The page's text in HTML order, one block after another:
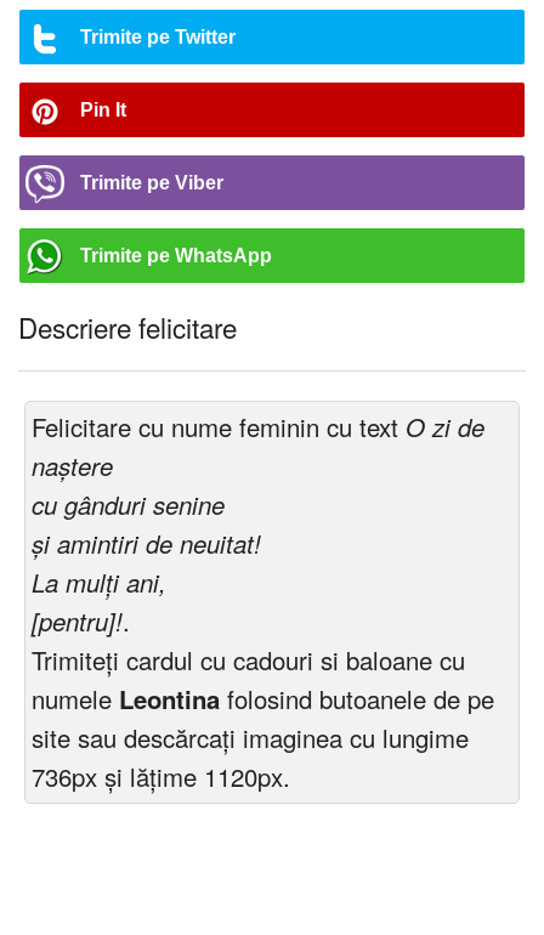
Trimite pe Twitter
Pin It
Trimite pe Viber
Trimite pe WhatsApp
Descriere felicitare
Felicitare cu nume feminin cu text O zi de
naștere
cu gânduri senine
și amintiri de neuitat!
La mulți ani,
[pentru]!.
Trimiteți cardul cu cadouri si baloane cu
numele Leontina folosind butoanele de pe
site sau descărcați imaginea cu lungime
736px și lățime 1120px.